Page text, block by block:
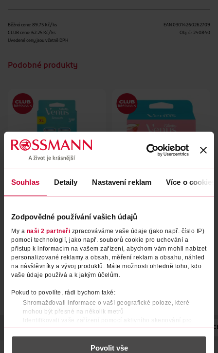
Souhlas Detaily Nastavení reklam Více o cookies
Zodpovědné používání vašich údajů
My a naši 2 partneři zpracováváme vaše údaje (jako např. číslo IP)
pomocí technologií, jako např. souborů cookie pro uchování a
přístup k informacím na vašem zařízení, abychom vám mohli nabízet
personalizované reklamy a obsah, měření reklam a obsahu, náhled
na návštěvníky a vývoj produktů. Máte možnosti ohledně toho, kdo
vaše údaje používá a k jakým účelům.
Pokud to povolíte, rádi bychom také:
Shromažďovali informace o vaší geografické poloze, které
mohou být přesné na několik metrů
Identifikovali vaše zařízení pomocí aktivního skenování pro
konkrétní charakteristiky (otisk prstu)
Zjistěte více o tom, jak zpracováváme vaše osobní údaje, a nastavte
části s podrobnostmi . Svůj souhlas můžete kdykoliv
Povolit vše
Běžná cena: 89.75 Kč/ks
CLUB cena: 62.25 Kč/ks
Uvedené ceny jsou včetně DPH
EAN 03014260262709
Obj. č.: 240840
Podobné produkty
Náhradní holicí hlavice Venus
Gillette
449 Kč
CLUB cena
649 Kč
DO KOŠÍKU
Obj. č.: 1395495
Náhradní holicí hlavice Venus
Gillette
319 Kč
CLUB cena
459 Kč
Obj. č.: 691833
POPIS SLOŽENÍ POČET BŘITŮ POČET NÁZEV